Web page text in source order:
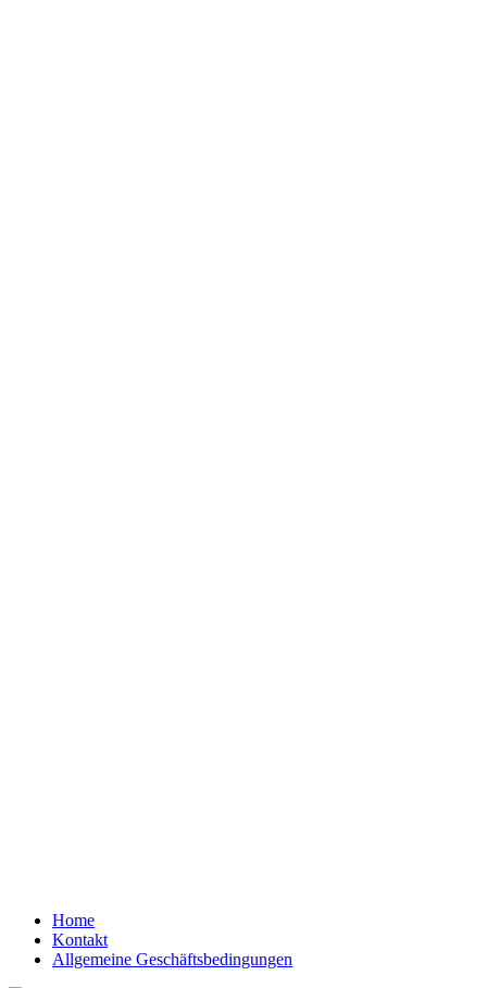
Home
Kontakt
Allgemeine Geschäftsbedingungen